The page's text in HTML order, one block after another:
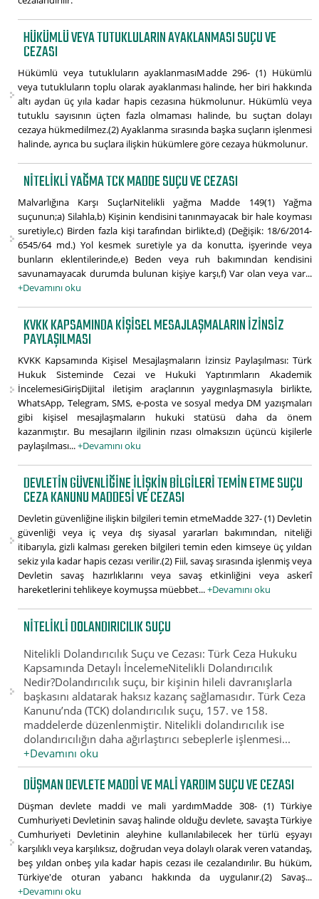
HÜKÜMLÜ VEYA TUTUKLULARIN AYAKLANMASI SUÇU VE
CEZASI
Hükümlü veya tutukluların ayaklanmasıMadde 296- (1) Hükümlü
veya tutukluların toplu olarak ayaklanması halinde, her biri hakkında
altı aydan üç yıla kadar hapis cezasına hükmolunur. Hükümlü veya
tutuklu sayısının üçten fazla olmaması halinde, bu suçtan dolayı
cezaya hükmedilmez.(2) Ayaklanma sırasında başka suçların işlenmesi
halinde, ayrıca bu suçlara ilişkin hükümlere göre cezaya hükmolunur.
NITELIKLI YAĞMA TCK MADDE SUÇU VE CEZASI
Malvarlığına Karşı SuçlarNitelikli yağma Madde 149(1) Yağma
suçunun;a) Silahla,b) Kişinin kendisini tanınmayacak bir hale koyması
suretiyle,c) Birden fazla kişi tarafından birlikte,d) (Değişik: 18/6/2014-
6545/64 md.) Yol kesmek suretiyle ya da konutta, işyerinde veya
bunların eklentilerinde,e) Beden veya ruh bakımından kendisini
savunamayacak durumda bulunan kişiye karşı,f) Var olan veya var...
+Devamını oku
KVKK KAPSAMINDA KIŞISEL MESAJLAŞMALARIN İZINSIZ
PAYLAŞILMASI
KVKK Kapsamında Kişisel Mesajlaşmaların İzinsiz Paylaşılması: Türk
Hukuk Sisteminde Cezai ve Hukuki Yaptırımların Akademik
İncelemesiGirişDijital iletişim araçlarının yaygınlaşmasıyla birlikte,
WhatsApp, Telegram, SMS, e-posta ve sosyal medya DM yazışmaları
gibi kişisel mesajlaşmaların hukuki statüsü daha da önem
kazanmıştır. Bu mesajların ilgilinin rızası olmaksızın üçüncü kişilerle
paylaşılması...+Devamını oku
DEVLETIN GÜVENLIĞINE ILIŞKIN BILGILERI TEMIN ETME SUÇU
CEZA KANUNU MADDESI VE CEZASI
Devletin güvenliğine ilişkin bilgileri temin etmeMadde 327- (1) Devletin
güvenliği veya iç veya dış siyasal yararları bakımından, niteliği
itibarıyla, gizli kalması gereken bilgileri temin eden kimseye üç yıldan
sekiz yıla kadar hapis cezası verilir.(2) Fiil, savaş sırasında işlenmiş veya
Devletin savaş hazırlıklarını veya savaş etkinliğini veya askerî
hareketlerini tehlikeye koymuşsa müebbet...+Devamını oku
NITELIKLI DOLANDIRICILIK SUÇU
Nitelikli Dolandırıcılık Suçu ve Cezası: Türk Ceza Hukuku
Kapsamında Detaylı İncelemeNitelikli Dolandırıcılık
Nedir?Dolandırıcılık suçu, bir kişinin hileli davranışlarla
başkasını aldatarak haksız kazanç sağlamasıdır. Türk Ceza
Kanunu’nda (TCK) dolandırıcılık suçu, 157. ve 158.
maddelerde düzenlenmiştir. Nitelikli dolandırıcılık ise
dolandırıcılığın daha ağırlaştırıcı sebeplerle işlenmesi...
+Devamını oku
DÜŞMAN DEVLETE MADDI VE MALI YARDIM SUÇU VE CEZASI
Düşman devlete maddi ve mali yardımMadde 308- (1) Türkiye
Cumhuriyeti Devletinin savaş halinde olduğu devlete, savaşta Türkiye
Cumhuriyeti Devletinin aleyhine kullanılabilecek her türlü eşyayı
karşılıklı veya karşılıksız, doğrudan veya dolaylı olarak veren vatandaş,
beş yıldan onbeş yıla kadar hapis cezası ile cezalandırılır. Bu hüküm,
Türkiye'de oturan yabancı hakkında da uygulanır.(2) Savaş...
+Devamını oku